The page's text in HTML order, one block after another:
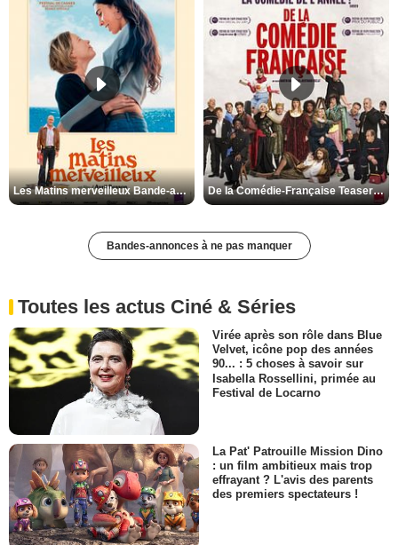
Les Matins merveilleux Bande-annonce VF De la Comédie-Française Teaser VF
Bandes-annonces à ne pas manquer
Toutes les actus Ciné & Séries
Virée après son rôle dans Blue
Velvet, icône pop des années
90... : 5 choses à savoir sur
Isabella Rossellini, primée au
Festival de Locarno
La Pat' Patrouille Mission Dino
: un film ambitieux mais trop
effrayant ? L'avis des parents
des premiers spectateurs !